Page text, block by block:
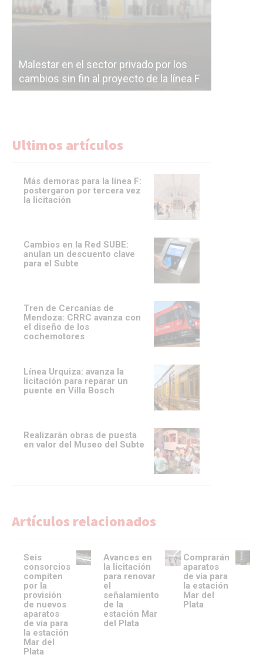
Línea Mitre: dieron oficialmente de baja
la construcción de la estación Nordelta
Ultimos artículos
Más demoras para la línea F:
postergaron por tercera vez
la licitación
Cambios en la Red SUBE:
anulan un descuento clave
para el Subte
Tren de Cercanías de
Mendoza: CRRC avanza con
el diseño de los
cochemotores
Línea Urquiza: avanza la
licitación para reparar un
puente en Villa Bosch
Realizarán obras de puesta
en valor del Museo del Subte
Artículos relacionados
Seis
consorcios
compiten
por la
provisión
de nuevos
aparatos
de vía para
la estación
Mar del
Plata
Avances en
la licitación
para renovar
el
señalamiento
de la
estación Mar
del Plata
Comprarán
aparatos
de vía para
la estación
Mar del
Plata